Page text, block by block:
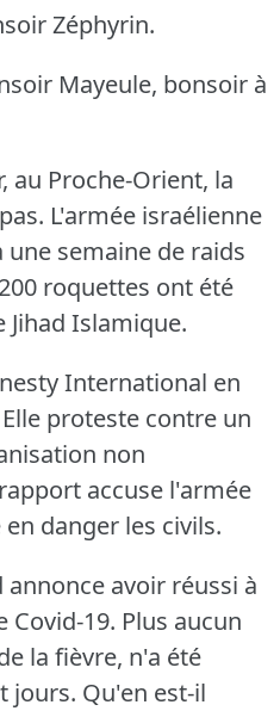
Zéphyrin.
Mayeule, bonsoir à
au Proche-Orient, la
L'armée israélienne
semaine de raids
200 roquettes ont été
Islamique.
International en
Elle proteste contre un
non
accuse l'armée
danger les civils.
annonce avoir réussi à
Covid-19. Plus aucun
la fièvre, n'a été
jours. Qu'en est-il